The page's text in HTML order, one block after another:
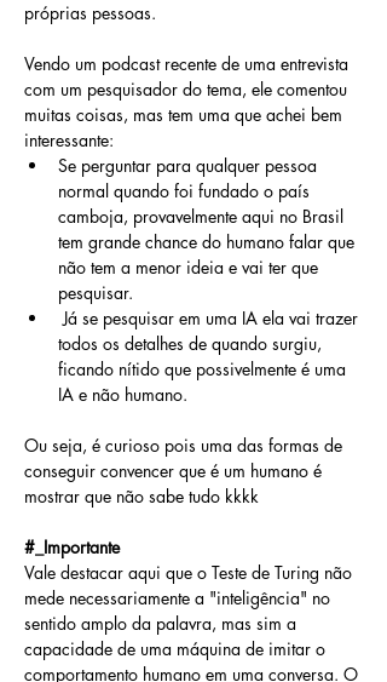
próprias pessoas.
Vendo um podcast recente de uma entrevista
com um pesquisador do tema, ele comentou
muitas coisas, mas tem uma que achei bem
interessante:
Se perguntar para qualquer pessoa
normal quando foi fundado o país
camboja, provavelmente aqui no Brasil
tem grande chance do humano falar que
não tem a menor ideia e vai ter que
pesquisar.
Já se pesquisar em uma IA ela vai trazer
todos os detalhes de quando surgiu,
ficando nítido que possivelmente é uma
IA e não humano.
Ou seja, é curioso pois uma das formas de
conseguir convencer que é um humano é
mostrar que não sabe tudo kkkk
#_Importante
Vale destacar aqui que o Teste de Turing não
mede necessariamente a "inteligência" no
sentido amplo da palavra, mas sim a
capacidade de uma máquina de imitar o
comportamento humano em uma conversa. O